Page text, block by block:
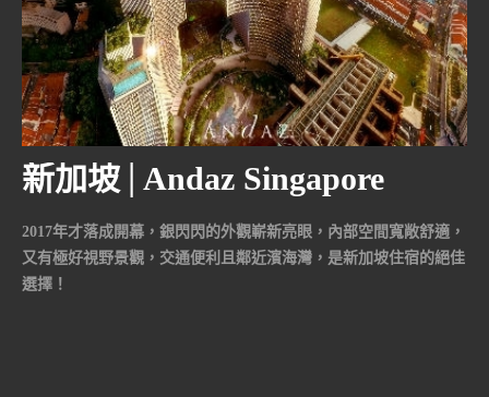
新加坡│Andaz Singapore
2017年才落成開幕，銀閃閃的外觀嶄新亮眼，內部空間寬敞舒適，
又有極好視野景觀，交通便利且鄰近濱海灣，是新加坡住宿的絕佳
選擇！